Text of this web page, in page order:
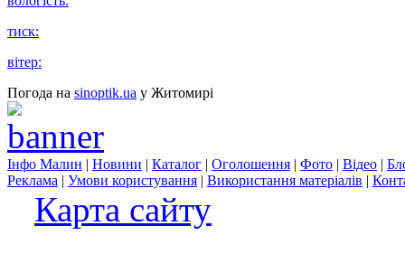
тиск:
вітер:
Погода на sinoptik.ua у Житомирі
Інфо Малин | Новини | Каталог | Оголошення | Фото | Відео |
Реклама | Умови користування | Використання матеріалів |
Карта сайту